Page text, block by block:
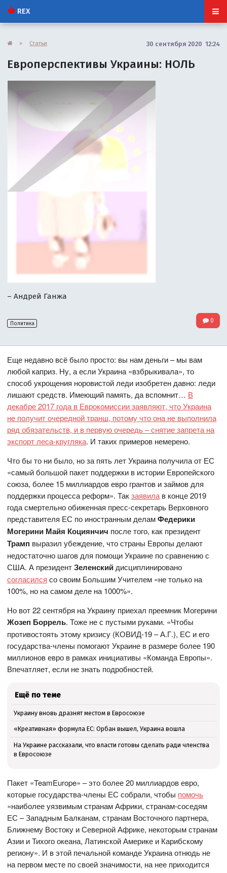
REX
» Статьи 30 сентября 2020 12:24
Европерспективы Украины: НОЛЬ
– Андрей Ганжа
Политика 0
Еще недавно всё было просто: вы нам деньги – мы вам
любой каприз. Ну, а если Украина «взбрыкивала», то
способ укрощения норовистой леди изобретен давно: леди
лишают средств. Имеющий память, да вспомнит… В
декабре 2017 года в Еврокомиссии заявляют, что Украина
не получит очередной транш, потому что она не выполнила
ряд обязательств, и в первую очередь – снятие запрета на
экспорт леса-кругляка. И таких примеров немерено.
Что бы то ни было, но за пять лет Украина получила от ЕС
«самый большой пакет поддержки в истории Европейского
союза, более 15 миллиардов евро грантов и займов для
поддержки процесса реформ». Такзаявила в конце 2019
года смертельно обиженная пресс-секретарь Верховного
представителя ЕС по иностранным деламФедерики
Могерини Майя Коциянчич после того, как президент
Трамп выразил убеждение, что страны Европы делают
недостаточно шагов для помощи Украине по сравнению с
США. А президентЗеленский дисциплинировано
согласился со своим Большим Учителем «не только на
100%, но на самом деле на 1000%».
Но вот 22 сентября на Украину приехал преемник Могерини
Жозеп Боррель. Тоже не с пустыми руками. «Чтобы
противостоять этому кризису (КОВИД-19 – А.Г.), ЕС и его
государства-члены помогают Украине в размере более 190
миллионов евро в рамках инициативы «Команда Европы».
Впечатляет, если не знать подробностей.
Ещё по теме
Украину вновь дразнят местом в Евросоюзе
«Креативная» формула ЕС: Орбан вышел, Украина вошла
На Украине рассказали, что власти готовы сделать ради членства
в Евросоюзе
Пакет «TeamEurope» – это более 20 миллиардов евро,
которые государства-члены ЕС собрали, чтобы помочь
«наиболее уязвимым странам Африки, странам-соседям
ЕС – Западным Балканам, странам Восточного партнера,
Ближнему Востоку и Северной Африке, некоторым странам
Азии и Тихого океана, Латинской Америке и Карибскому
региону». И в этой печальной команде Украина отнюдь не
на первом месте по своей значимости, на нее приходится